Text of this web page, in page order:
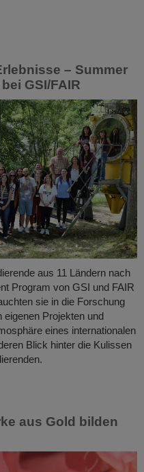
– Summer
GSI/FAIR
aus 11 Ländern nach
Program von GSI und FAIR
sie in die Forschung
eigenen Projekten und
eines internationalen
Blick hinter die Kulissen
aus Gold bilden